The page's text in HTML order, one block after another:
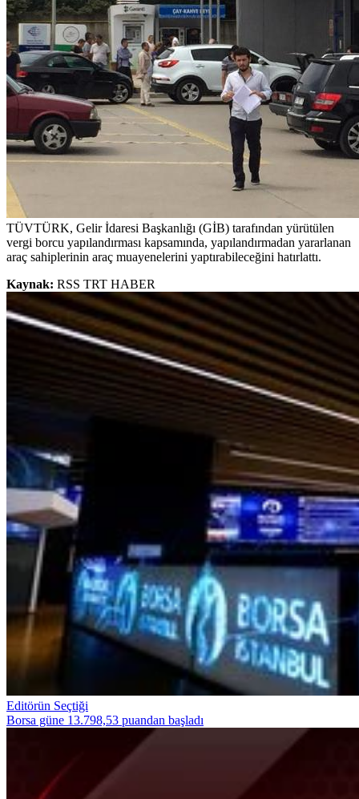
TÜVTÜRK, Gelir İdaresi Başkanlığı (GİB) tarafından yürütülen
vergi borcu yapılandırması kapsamında, yapılandırmadan yararlanan
araç sahiplerinin araç muayenelerini yaptırabileceğini hatırlattı.
Kaynak: RSS TRT HABER
Editörün Seçtiği
Borsa güne 13.798,53 puandan başladı